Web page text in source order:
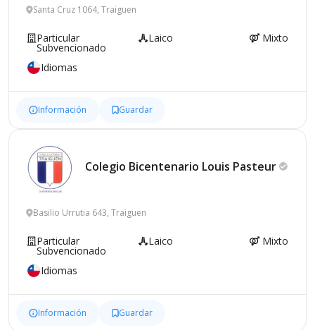
Santa Cruz 1064, Traiguen
Particular
Subvencionado
Laico Mixto
Idiomas
Información Guardar
Colegio Bicentenario Louis Pasteur
Basilio Urrutia 643, Traiguen
Particular
Subvencionado
Laico Mixto
Idiomas
Información Guardar